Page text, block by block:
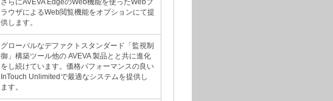
さらにAVEVA EdgeのWeb機能を使ったWebブ
ラウザによるWeb閲覧機能をオプションにて提
供します。
グローバルなデファクトスタンダード「監視制
御」構築ツール他の AVEVA 製品とと共に進化
をし続けています。価格パフォーマンスの良い
InTouch Unlimitedで最適なシステムを提供し
ます。